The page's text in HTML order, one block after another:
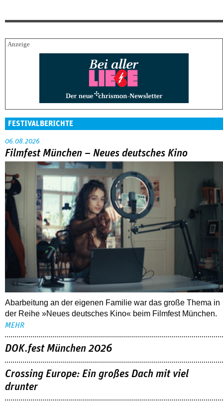
FESTIVALBERICHTE
06.08.2026
Filmfest München – Neues deutsches Kino
Abarbeitung an der eigenen Familie war das große Thema in
der Reihe »Neues deutsches Kino« beim Filmfest München.
MEHR
DOK.fest München 2026
Crossing Europe: Ein großes Dach mit viel
drunter